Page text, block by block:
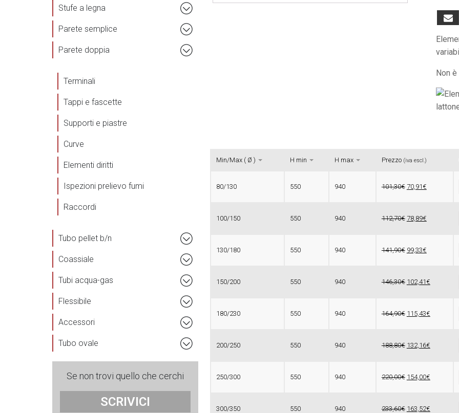
Stufe a legna
Parete semplice
Parete doppia
Terminali
Tappi e fascette
Supporti e piastre
Curve
Elementi diritti
Ispezioni prelievo fumi
Raccordi
Tubo pellet b/n
Coassiale
Tubi acqua-gas
Flessibile
Accessori
Tubo ovale
Se non trovi quello che cerchi
SCRIVICI
Non
Min/Max ( Ø ) H min H max Prezzo (iva escl.)
80/130 550 940 101,30€ 70,91€
100/150 550 940 112,70€ 78,89€
130/180 550 940 141,90€ 99,33€
150/200 550 940 146,30€ 102,41€
180/230 550 940 164,90€ 115,43€
200/250 550 940 188,80€ 132,16€
250/300 550 940 220,00€ 154,00€
300/350 550 940 233,60€ 163,52€